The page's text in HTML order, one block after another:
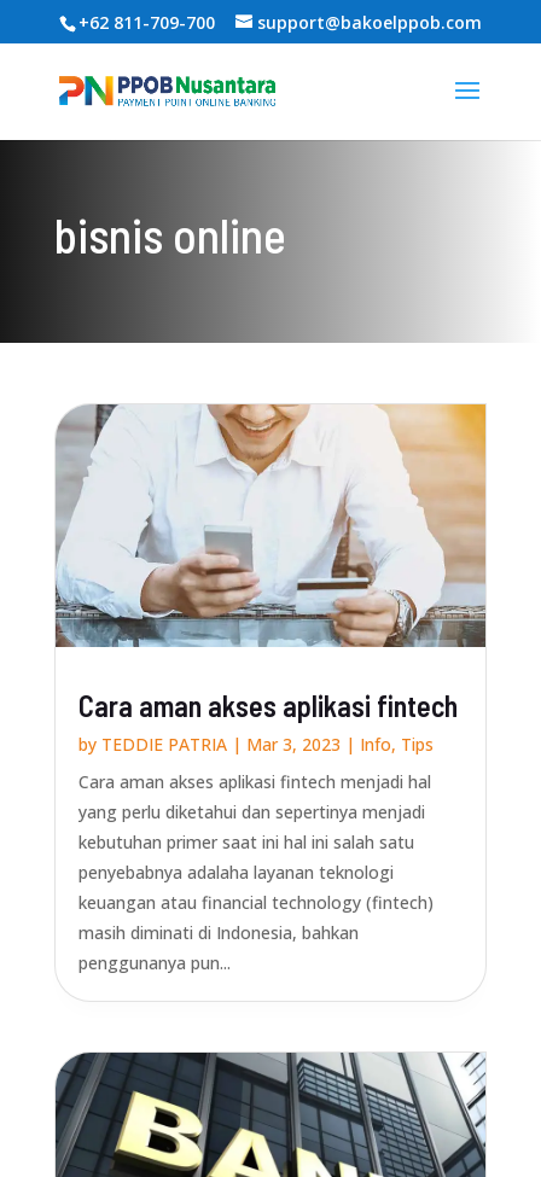
+62 811-709-700 support@bakoelppob.com
bisnis online
Cara aman akses aplikasi fintech
by TEDDIE PATRIA| Mar 3, 2023 | Info, Tips
Cara aman akses aplikasi fintech menjadi hal
yang perlu diketahui dan sepertinya menjadi
kebutuhan primer saat ini hal ini salah satu
penyebabnya adalaha layanan teknologi
keuangan atau financial technology (fintech)
masih diminati di Indonesia, bahkan
penggunanya pun...